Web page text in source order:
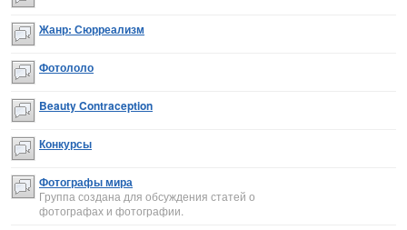
Жанр: Сюрреализм
Фотололо
Beauty Contraception
Конкурсы
Фотографы мира
Группа создана для обсуждения статей о
фотографах и фотографии.